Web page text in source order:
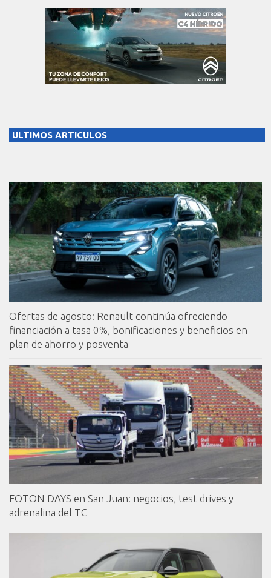
ULTIMOS ARTICULOS
Ofertas de agosto: Renault continúa ofreciendo
financiación a tasa 0%, bonificaciones y beneficios en
plan de ahorro y posventa
FOTON DAYS en San Juan: negocios, test drives y
adrenalina del TC